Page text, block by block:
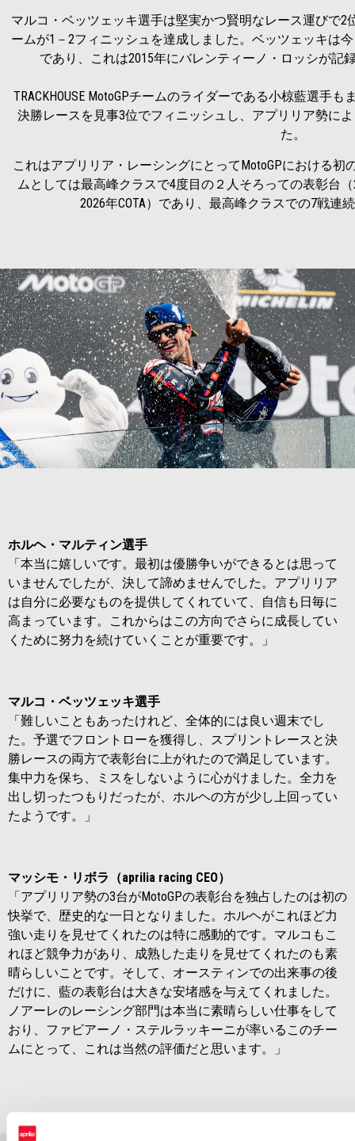
マルコ・ベッツェッキ選手は堅実かつ賢明なレース運びで
ームが1－2フィニッシュを達成しました。ベッツェッキは
であり、これは2015年にバレンティーノ・ロッシが記
TRACKHOUSE MotoGPチームのライダーである小椋藍選手
決勝レースを見事3位でフィニッシュし、アプリリア勢に
た。
これはアプリリア・レーシングにとってMotoGPにおける
ムとしては最高峰クラスで4度目の２人そろっての表彰台
2026年COTA）であり、最高峰クラスでの7戦連
Item
Item
ホルヘ・マルティン選手
「本当に嬉しいです。最初は優勝争いができるとは思って
いませんでしたが、決して諦めませんでした。アプリリア
は自分に必要なものを提供してくれていて、自信も日毎に
高まっています。これからはこの方向でさらに成長してい
くために努力を続けていくことが重要です。」
マルコ・ベッツェッキ選手
「難しいこともあったけれど、全体的には良い週末でし
た。予選でフロントローを獲得し、スプリントレースと決
勝レースの両方で表彰台に上がれたので満足しています。
集中力を保ち、ミスをしないように心がけました。全力を
出し切ったつもりだったが、ホルヘの方が少し上回ってい
たようです。」
マッシモ・リボラ（aprilia racing CEO）
「アプリリア勢の3台がMotoGPの表彰台を独占したのは初の
快挙で、歴史的な一日となりました。ホルヘがこれほど力
強い走りを見せてくれたのは特に感動的です。マルコもこ
れほど競争力があり、成熟した走りを見せてくれたのも素
晴らしいことです。そして、オースティンでの出来事の後
だけに、藍の表彰台は大きな安堵感を与えてくれました。
ノアーレのレーシング部門は本当に素晴らしい仕事をして
おり、ファビアーノ・ステルラッキーニが率いるこのチー
ムにとって、これは当然の評価だと思います。」